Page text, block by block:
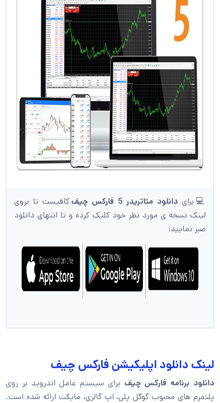
💻برای دانلود متاتریدر 5 فارکس چیف
کافیست تا بروی
لینک نسخه ی مورد نظر خود کلیک کرده و تا انتهای دانلود
صبر نمایید:
لینک دانلود اپلیکیشن فارکس چیف
دانلود برنامه فارکس چیف برای سیستم عامل اندروید بر روی
پلتفرم های محبوب گوگل پلی، اپ گالری، مایکت ارائه شده است.